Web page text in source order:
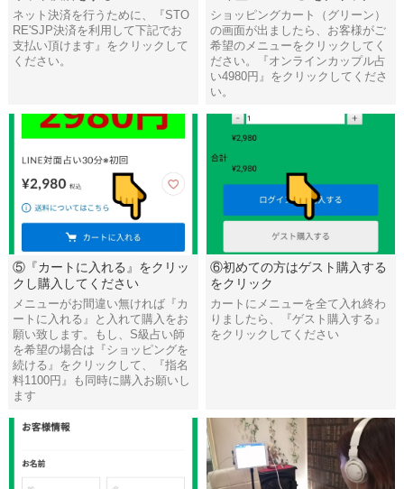
ネット決済を行うために、『STO
RE'SJP決済を利用して下記でお
支払い頂けます』をクリックして
ください。
ショッピングカート（グリーン）
の画面が出ましたら、お客様がご
希望のメニューをクリックしてく
ださい。『オンラインカップル占
い4980円』をクリックしてくださ
い。
⑤『カートに入れる』をクリッ
クし購入してください
メニューがお間違い無ければ『カ
ートに入れる』と入れて購入をお
願い致します。もし、S級占い師
を希望の場合は『ショッピングを
続ける』をクリックして、『指名
料1100円』も同時に購入お願いし
ます
⑥初めての方はゲスト購入する
をクリック
カートにメニューを全て入れ終わ
りましたら、『ゲスト購入する』
をクリックしてください